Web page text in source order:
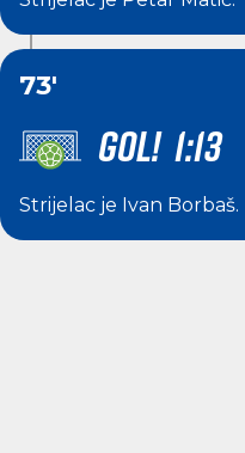
73'
GOL! 1:13
Strijelac je Ivan Borbaš.